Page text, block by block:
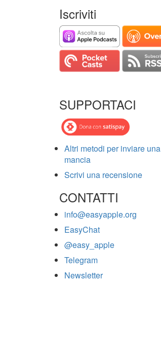
Iscriviti
SUPPORTACI
Altri metodi per inviare una
mancia
Scrivi una recensione
CONTATTI
info@easyapple.org
EasyChat
@easy_apple
Telegram
Newsletter